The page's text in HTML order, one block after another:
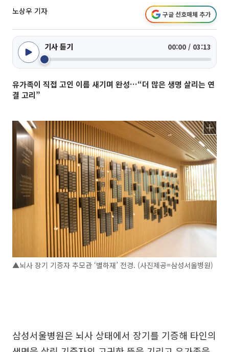
노상우 기자 구글 선호매체 추가
기사 듣기 00:00 / 03:13
유가족이 직접 고인 이름 새기며 완성…“더 많은 생명 살리는 연
결 고리”
▲뇌사 장기 기증자 추모관 ‘별하재’ 전경. (사진제공=삼성서울병원)
삼성서울병원은 뇌사 상태에서 장기를 기증해 타인의